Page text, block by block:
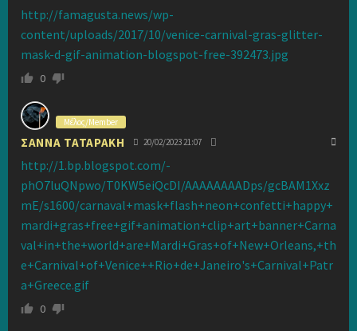
http://famagusta.news/wp-
content/uploads/2017/10/venice-carnival-gras-glitter-
mask-d-gif-animation-blogspot-free-392473.jpg
0
Μέλος/Member
ΣΑΝΝΑ ΤΑΤΑΡΑΚΗ 20/02/2023 21:07
http://1.bp.blogspot.com/-
phO7luQNpwo/T0KW5eiQcDI/AAAAAAAADps/gcBAM1Xxz
mE/s1600/carnaval+mask+flash+neon+confetti+happy+
mardi+gras+free+gif+animation+clip+art+banner+Carna
val+in+the+world+are+Mardi+Gras+of+New+Orleans,+th
e+Carnival+of+Venice++Rio+de+Janeiro's+Carnival+Patr
a+Greece.gif
0